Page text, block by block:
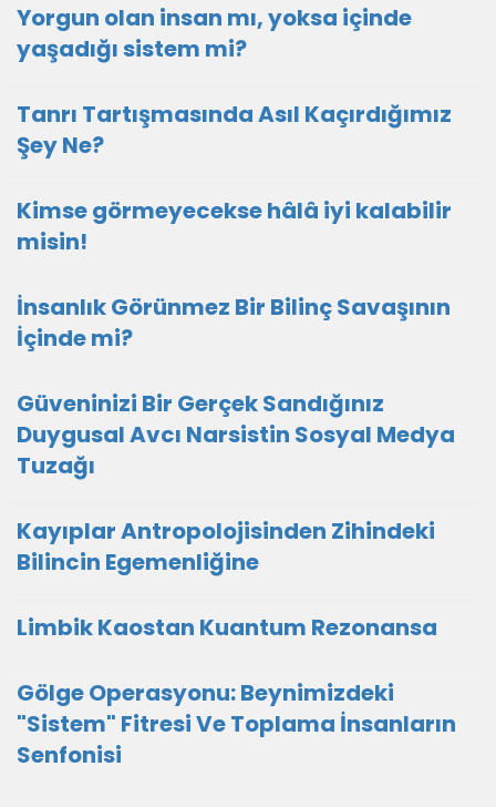
Yorgun olan insan mı, yoksa içinde
yaşadığı sistem mi?
Tanrı Tartışmasında Asıl Kaçırdığımız
Şey Ne?
Kimse görmeyecekse hâlâ iyi kalabilir
misin!
İnsanlık Görünmez Bir Bilinç Savaşının
İçinde mi?
Güveninizi Bir Gerçek Sandığınız
Duygusal Avcı Narsistin Sosyal Medya
Tuzağı
Kayıplar Antropolojisinden Zihindeki
Bilincin Egemenliğine
Limbik Kaostan Kuantum Rezonansa
Gölge Operasyonu: Beynimizdeki
"Sistem" Fitresi Ve Toplama İnsanların
Senfonisi